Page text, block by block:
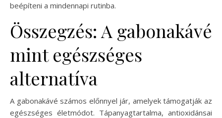
beépíteni a mindennapi rutinba.
Összegzés: A gabonakávé
mint egészséges
alternatíva
A gabonakávé számos előnnyel jár, amelyek támogatják az
egészséges életmódot. Tápanyagtartalma, antioxidánsai